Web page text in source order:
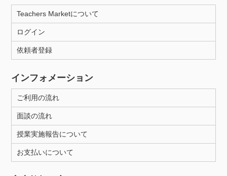
Teachers Marketについて
ログイン
依頼者登録
インフォメーション
ご利用の流れ
面談の流れ
授業実施報告について
お支払いについて